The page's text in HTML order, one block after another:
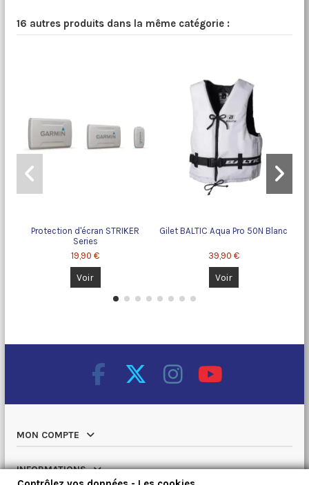
16 autres produits dans la même catégorie :
Protection d'écran STRIKER
Series
19,90 €
Voir
Gilet BALTIC Aqua Pro 50N Blanc
39,90 €
Voir
MON COMPTE
INFORMATIONS